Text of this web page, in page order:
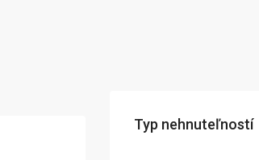
Typ nehnuteľností